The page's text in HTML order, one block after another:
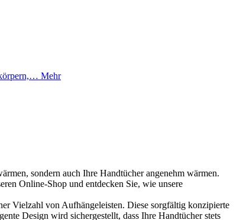
Mehr
sondern auch Ihre Handtücher angenehm wärmen.
Online-Shop und entdecken Sie, wie unsere
Vielzahl von Aufhängeleisten. Diese sorgfältig konzipierte
Design wird sichergestellt, dass Ihre Handtücher stets